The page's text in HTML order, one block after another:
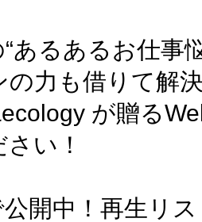
あるあるお仕事
の力も借りて解
が贈る
い！
開中！再生リ